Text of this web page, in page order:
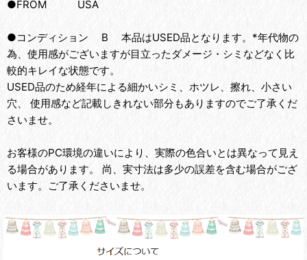
●FROM USA
●コンディション B 本品はUSED品となります。*年代物の
為、使用感がございますが目立ったダメージ・シミなどなく比
較的キレイな状態です。
USED品のため経年による細かいシミ、ホツレ、擦れ、小さい
穴、 使用感など記載しきれない部分もありますのでご了承くだ
さいませ。
お客様のPC環境の違いにより、実際の色合いとは異なって見え
る場合があります。 尚、実寸法は多少の誤差を含む場合がござ
います。ご了承くださいませ。